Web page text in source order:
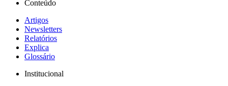
Conteúdo
Artigos
Newsletters
Relatórios
Explica
Glossário
Institucional